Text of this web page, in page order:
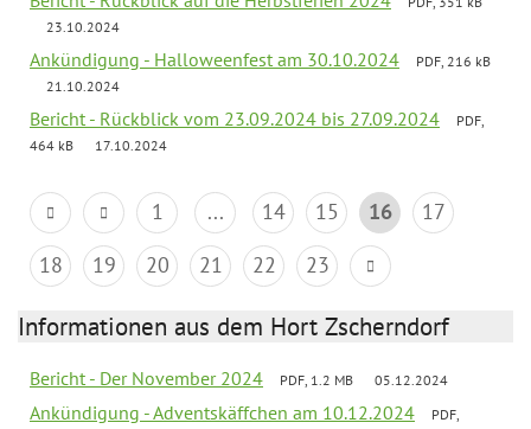
23.10.2024
Ankündigung - Halloweenfest am 30.10.2024
PDF, 216 kB
21.10.2024
Bericht - Rückblick vom 23.09.2024 bis 27.09.2024
PDF,
464 kB
17.10.2024
1 ... 14 15 16
17
18
19 20 21 22 23
Informationen aus dem Hort Zscherndorf
Bericht - Der November 2024 PDF, 1.2 MB 05.12.2024
Ankündigung - Adventskäffchen am 10.12.2024
PDF,